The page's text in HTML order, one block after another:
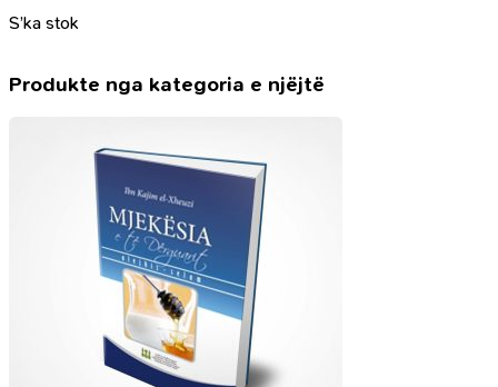
S’ka stok
Produkte nga kategoria e njëjtë